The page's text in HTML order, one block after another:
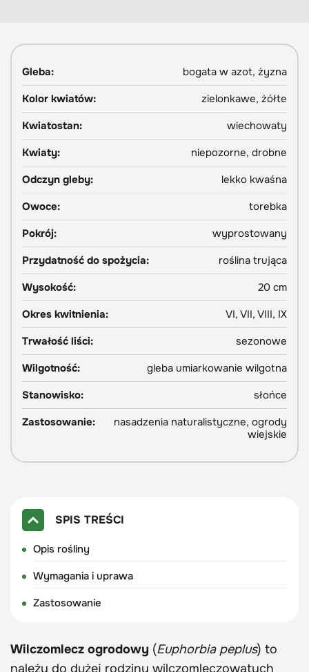
Gleba:
bogata w azot, żyzna
Kolor kwiatów:
zielonkawe, żółte
Kwiatostan:
wiechowaty
Kwiaty:
niepozorne, drobne
Odczyn gleby:
lekko kwaśna
Owoce:
torebka
Pokrój:
wyprostowany
Przydatność do spożycia:
roślina trująca
Wysokość:
20 cm
Okres kwitnienia:
VI, VII, VIII, IX
Trwałość liści:
sezonowe
Wilgotność:
gleba umiarkowanie wilgotna
Stanowisko:
słońce
Zastosowanie:
nasadzenia naturalistyczne, ogrody
wiejskie
SPIS TREŚCI
Opis rośliny
Wymagania i uprawa
Zastosowanie
Wilczomlecz ogrodowy (Euphorbia peplus) to
należy do dużej rodziny wilczomleczowatych